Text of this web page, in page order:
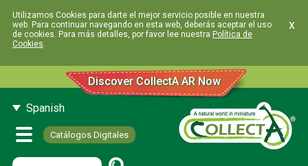
Utilizamos Cookies para darte el mejor servicio posible en nuestra
web. Para continuar navegando en esta web, deberás aceptar el uso
de cookies. Para más detalles, por favor lee nuestra Política de
Cookies.
x
Discover CollectA AR Now
Spanish
Catálogos Digitales